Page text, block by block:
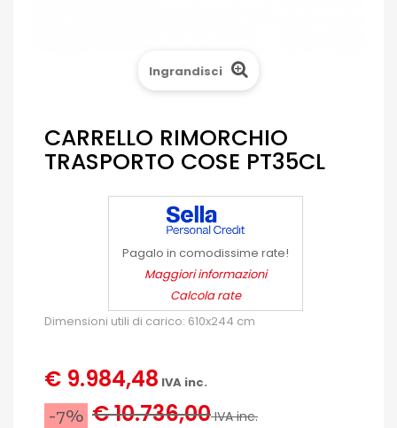
Ingrandisci
CARRELLO RIMORCHIO
TRASPORTO COSE PT35CL
Pagalo in comodissime rate!
Maggiori informazioni
Calcola rate
Dimensioni utili di carico: 610x244 cm
€ 9.984,48 IVA inc.
-7% € 10.736,00IVA inc.